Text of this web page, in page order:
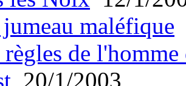
maléfique
règles de l'homme
20/1/2003